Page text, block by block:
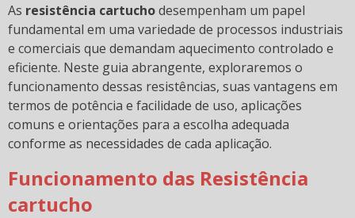
As resistência cartuchodesempenham um papel
fundamental em uma variedade de processos industriais
e comerciais que demandam aquecimento controlado e
eficiente. Neste guia abrangente, exploraremos o
funcionamento dessas resistências, suas vantagens em
termos de potência e facilidade de uso, aplicações
comuns e orientações para a escolha adequada
conforme as necessidades de cada aplicação.
Funcionamento das Resistência
cartucho